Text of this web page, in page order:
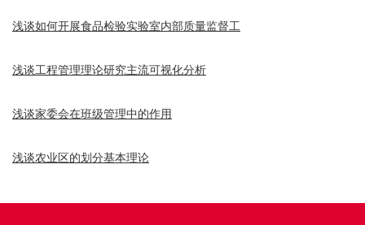
浅谈如何开展食品检验实验室内部质量监督工
浅谈工程管理理论研究主流可视化分析
浅谈家委会在班级管理中的作用
浅谈农业区的划分基本理论